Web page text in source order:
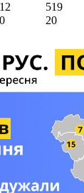
519
20